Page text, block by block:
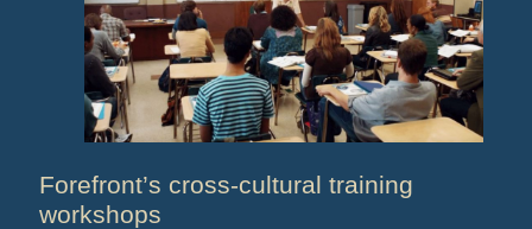
Forefront’s cross-cultural training
workshops